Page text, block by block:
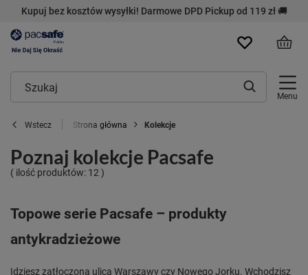
Kupuj bez kosztów wysyłki! Darmowe DPD Pickup od 119 zł 🚚
Menu
Wstecz Strona główna Kolekcje
Poznaj kolekcje Pacsafe
( ilość produktów: 12)
Topowe serie Pacsafe – produkty
antykradzieżowe
Idziesz zatłoczoną ulicą Warszawy czy Nowego Jorku. Wchodzisz